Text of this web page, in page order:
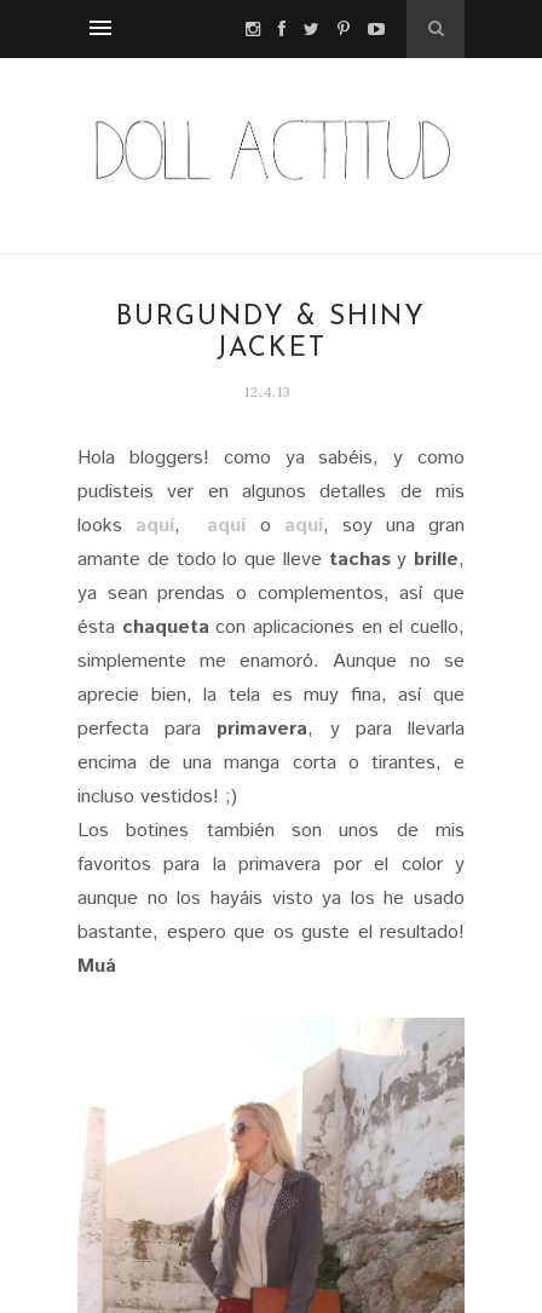
BURGUNDY & SHINY
JACKET
12.4.13
Hola bloggers! como ya sabéis, y como
pudisteis ver en algunos detalles de mis
looks aquí, aquí o aquí, soy una gran
amante de todo lo que lleve tachasy brille,
ya sean prendas o complementos, así que
ésta chaqueta con aplicaciones en el cuello,
simplemente me enamoró. Aunque no se
aprecie bien, la tela es muy fina, así que
perfecta para primavera, y para llevarla
encima de una manga corta o tirantes, e
incluso vestidos! ;)
Los botines también son unos de mis
favoritos para la primavera por el color y
aunque no los hayáis visto ya los he usado
bastante, espero que os guste el resultado!
Muá